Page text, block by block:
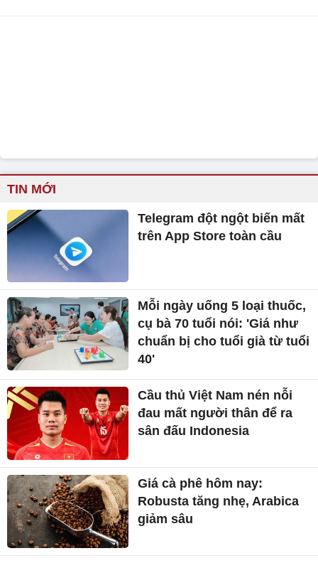
TIN MỚI
Telegram đột ngột biến mất
trên App Store toàn cầu
Mỗi ngày uống 5 loại thuốc,
cụ bà 70 tuổi nói: 'Giá như
chuẩn bị cho tuổi già từ tuổi
40'
Cầu thủ Việt Nam nén nỗi
đau mất người thân để ra
sân đấu Indonesia
Giá cà phê hôm nay:
Robusta tăng nhẹ, Arabica
giảm sâu